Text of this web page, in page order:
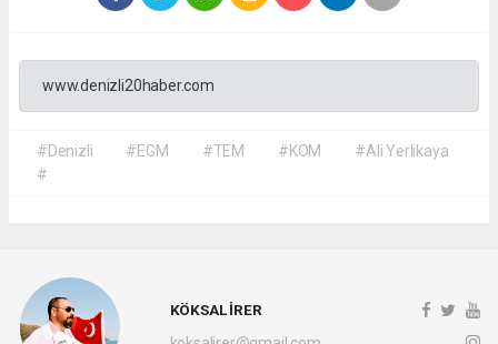
www.denizli20haber.com
#Denizli #EGM #TEM #KOM
#Ali Yerlikaya
#
KÖKSAL İRER